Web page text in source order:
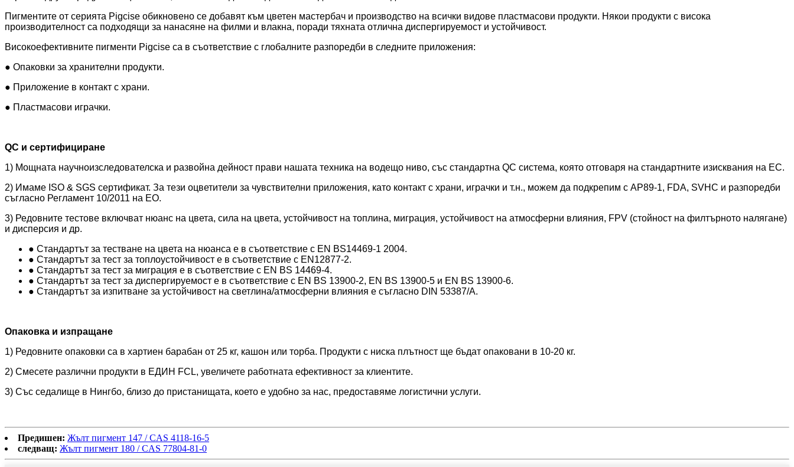
Пигментите от серията Pigcise обикновено се добавят към цветен мастербач и производство на всички видове пластмасови продукти. Някои продукти с висока
производителност са подходящи за нанасяне на филми и влакна, поради тяхната отлична диспергируемост и устойчивост.
Високоефективните пигменти Pigcise са в съответствие с глобалните разпоредби в следните приложения:
● Опаковки за хранителни продукти.
● Приложение в контакт с храни.
● Пластмасови играчки.
QC и сертифициране
1) Мощната научноизследователска и развойна дейност прави нашата техника на водещо ниво, със стандартна QC система, която отговаря на стандартните изисквания на ЕС.
2) Имаме ISO & SGS сертификат. За тези оцветители за чувствителни приложения, като контакт с храни, играчки и т.н., можем да подкрепим с AP89-1, FDA, SVHC и разпоредби
съгласно Регламент 10/2011 на ЕО.
3) Редовните тестове включват нюанс на цвета, сила на цвета, устойчивост на топлина, миграция, устойчивост на атмосферни влияния, FPV (стойност на филтърното налягане)
и дисперсия и др.
● Стандартът за тестване на цвета на нюанса е в съответствие с EN BS14469-1 2004.
● Стандартът за тест за топлоустойчивост е в съответствие с EN12877-2.
● Стандартът за тест за миграция е в съответствие с EN BS 14469-4.
● Стандартът за тест за диспергируемост е в съответствие с EN BS 13900-2, EN BS 13900-5 и EN BS 13900-6.
● Стандартът за изпитване за устойчивост на светлина/атмосферни влияния е съгласно DIN 53387/A.
Опаковка и изпращане
1) Редовните опаковки са в хартиен барабан от 25 кг, кашон или торба. Продукти с ниска плътност ще бъдат опаковани в 10-20 кг.
2) Смесете различни продукти в ЕДИН FCL, увеличете работната ефективност за клиентите.
3) Със седалище в Нингбо, близо до пристанищата, което е удобно за нас, предоставяме логистични услуги.
Предишен: Жълт пигмент 147 / CAS 4118-16-5
следващ: Жълт пигмент 180 / CAS 77804-81-0